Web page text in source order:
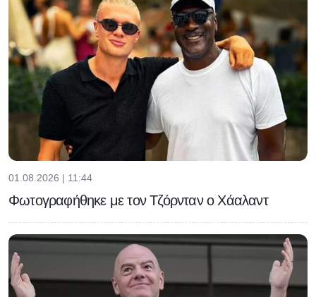
01.08.2026 | 11:44
Φωτογραφήθηκε με τον Τζόρνταν ο Χάαλαντ